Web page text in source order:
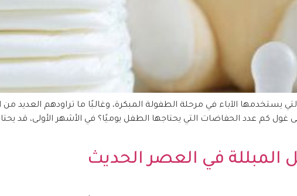
يستخدمها الآباء في مرحلة الطفولة المبكرة، وغالبًا ما تراودهم العديد
المبللة في العصر الحديث